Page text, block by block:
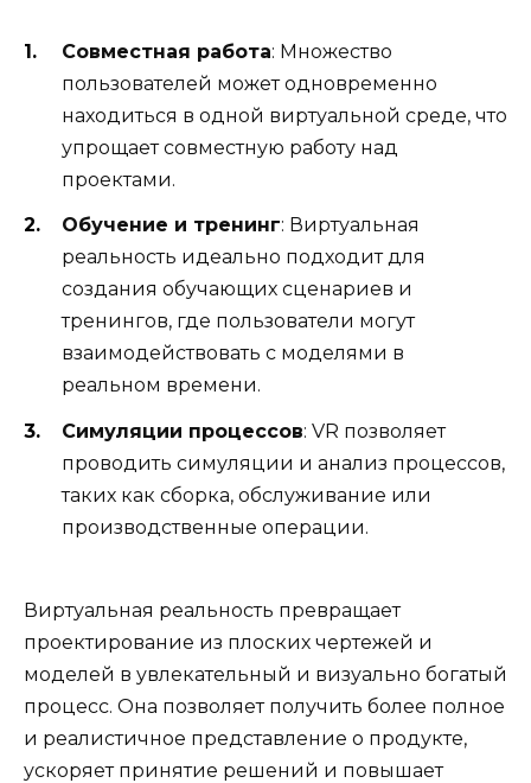
Совместная работа: Множество
пользователей может одновременно
находиться в одной виртуальной среде, что
упрощает совместную работу над
проектами.
Обучение и тренинг: Виртуальная
реальность идеально подходит для
создания обучающих сценариев и
тренингов, где пользователи могут
взаимодействовать с моделями в
реальном времени.
Симуляции процессов: VR позволяет
проводить симуляции и анализ процессов,
таких как сборка, обслуживание или
производственные операции.
Виртуальная реальность превращает
проектирование из плоских чертежей и
моделей в увлекательный и визуально богатый
процесс. Она позволяет получить более полное
и реалистичное представление о продукте,
ускоряет принятие решений и повышает